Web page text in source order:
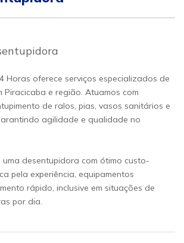
Horas oferece serviços especializados de
Piracicaba e região. Atuamos com
de ralos, pias, vasos sanitários e
agilidade e qualidade no
uma desentupidora com ótimo custo-
pela experiência, equipamentos
rápido, inclusive em situações de
por dia.